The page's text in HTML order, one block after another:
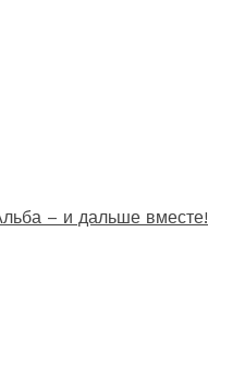
– и дальше вместе!